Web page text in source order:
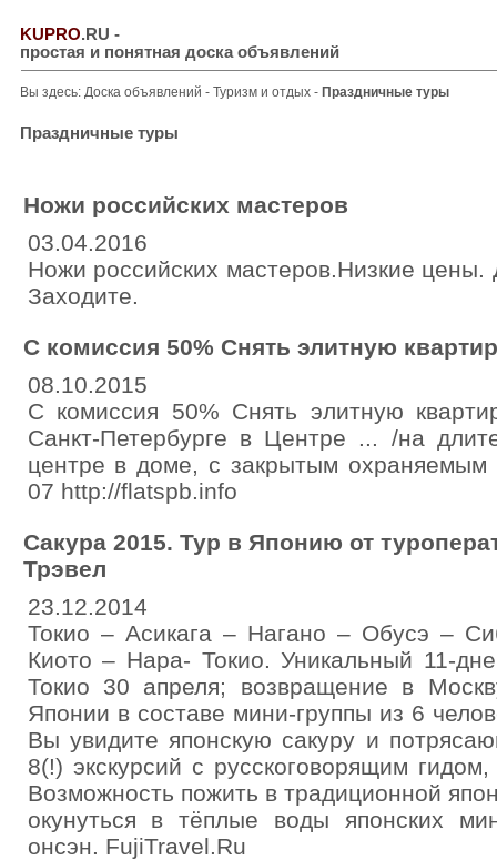
KUPRO.RU -
простая и понятная доска объявлений
Вы здесь: Доска объявлений - Туризм и отдых - Праздничные туры
Праздничные туры
Ножи российских мастеров
03.04.2016
Ножи российских мастеров.Низкие цены.
Заходите.
С комиссия 50% Снять элитную
08.10.2015
С комиссия 50% Снять элитную
Санкт-Петербурге в Центре ... /на
центре в доме, с закрытым охраняемым
07 http://flatspb.info
Сакура 2015. Тур в Японию от
Трэвел
23.12.2014
Токио – Асикага – Нагано – Обусэ –
Киото – Нара- Токио. Уникальный 11-
Токио 30 апреля; возвращение в
Японии в составе мини-группы из 6
Вы увидите японскую сакуру и
8(!) экскурсий с русскоговорящим
Возможность пожить в традиционной
окунуться в тёплые воды японских
онсэн. FujiTravel.Ru